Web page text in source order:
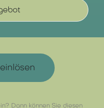
Dann können Sie diesen